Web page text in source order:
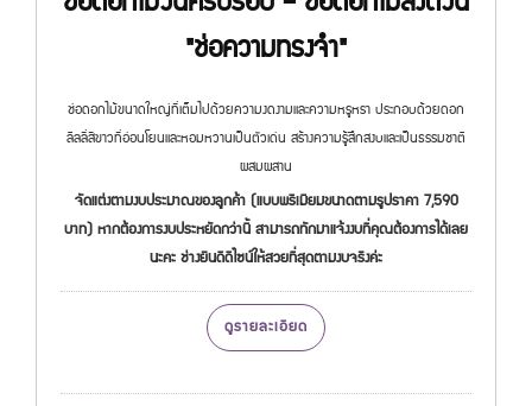
"ช่อความทรงจำ"
ช่อดอกไม้ขนาดใหญ่ที่เต็มไปด้วยความงดงามและความหรูหรา ประกอบด้วยดอก
ลิลลี่สีขาวที่อ่อนโยนและหอมหวานเป็นตัวเด่น สร้างความรู้สึกสงบและเป็นธรรมชาติ
ผสมผสาน
จัดแต่งตามงบประมาณของลูกค้า (แบบพรีเมียมขนาดตามรูปราคา 7,590
บาท) หากต้องการงบประหยัดกว่านี้ สามารถทักมาแจ้งงบที่คุณต้องการได้เลย
นะคะ ช่างยินดีดีไซน์ให้สวยที่สุดตามงบจริงค่ะ
ดูรายละเอียด